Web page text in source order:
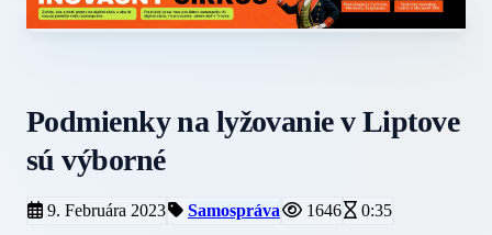
Podmienky na lyžovanie v Liptove
sú výborné
9. Februára 2023 Samospráva 1646 0:35